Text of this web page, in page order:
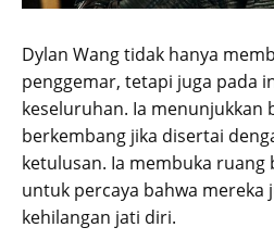
Dylan Wang tidak hanya
penggemar, tetapi juga pada
keseluruhan. Ia menunjukkan
berkembang jika disertai
ketulusan. Ia membuka ruang
untuk percaya bahwa mereka
kehilangan jati diri.